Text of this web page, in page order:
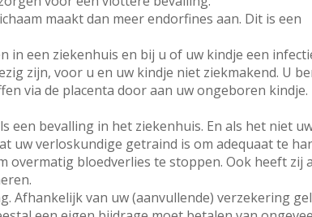
maakt dan meer endorfines aan. Dit is een
in een ziekenhuis en bij u of uw kindje een
zijn, voor u en uw kindje niet ziekmakend. U
via de placenta door aan uw ongeboren kindje.
een bevalling in het ziekenhuis. En als het niet
uw verloskundige getraind is om adequaat te
overmatig bloedverlies te stoppen. Ook heeft zij
Afhankelijk van uw (aanvullende) verzekering